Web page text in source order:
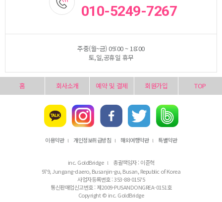
010-5249-7267
주중(월~금) 09:00 ~ 18:00
토,일,공휴일 휴무
홈 회사소개 예약 및 결제 회원가입 TOP
이용약관 l 개인정보취급방침 l 해외여행약관 l 특별약관
inc. GoldBridge l
총괄책임자 : 이준혁
979, Jungang-daero, Busanjin-gu, Busan, Republic of Korea
사업자등록번호 : 353-88-01575
통신판매업신고번호 : 제2009-PUSANDONGREA-0151호
Copyright © inc. GoldBridge